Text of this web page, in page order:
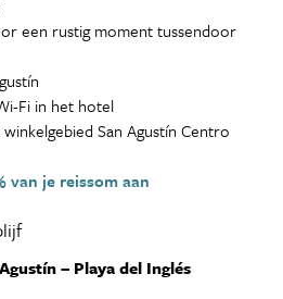
een rustig moment tussendoor
Fi in het hotel
San Agustín Centro
van je reissom aan
– Playa del Inglés